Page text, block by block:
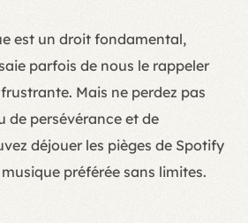
est un droit fondamental,
parfois de nous le rappeler
Mais ne perdez pas
de persévérance et de
déjouer les pièges de Spotify
préférée sans limites.